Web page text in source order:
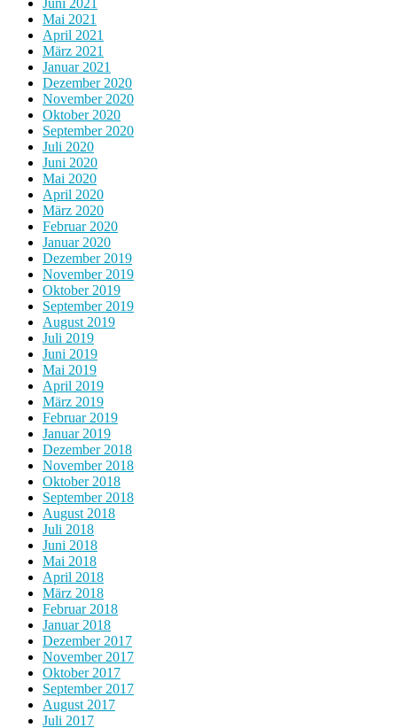
Juni 2021
Mai 2021
April 2021
März 2021
Januar 2021
Dezember 2020
November 2020
Oktober 2020
September 2020
Juli 2020
Juni 2020
Mai 2020
April 2020
März 2020
Februar 2020
Januar 2020
Dezember 2019
November 2019
Oktober 2019
September 2019
August 2019
Juli 2019
Juni 2019
Mai 2019
April 2019
März 2019
Februar 2019
Januar 2019
Dezember 2018
November 2018
Oktober 2018
September 2018
August 2018
Juli 2018
Juni 2018
Mai 2018
April 2018
März 2018
Februar 2018
Januar 2018
Dezember 2017
November 2017
Oktober 2017
September 2017
August 2017
Juli 2017